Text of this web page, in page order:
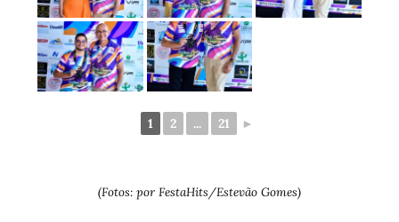
1 2 ... 21 ►
(Fotos: por FestaHits/Estevão Gomes)